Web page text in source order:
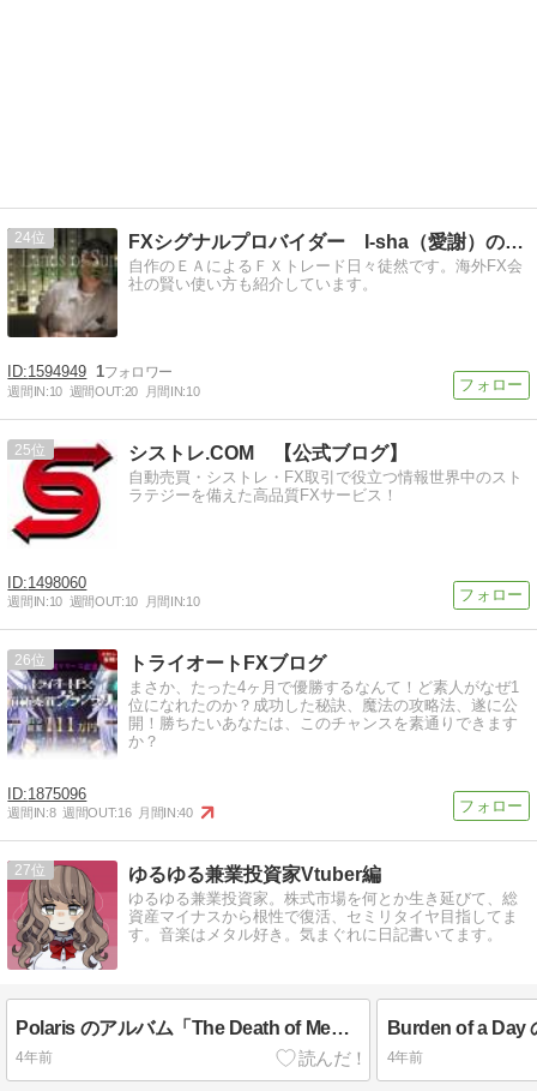
24 FXシグナルプロバイダー I-sha（愛謝）のブログ
自作のＥＡによるＦＸトレード日々徒然です。海外FX会
社の賢い使い方も紹介しています。
1594949 1
週間IN:10 週間OUT:20 月間IN:10
25 シストレ.COM 【公式ブログ】
自動売買・シストレ・FX取引で役立つ情報世界中のスト
ラテジーを備えた高品質FXサービス！
1498060
週間IN:10 週間OUT:10 月間IN:10
26 トライオートFXブログ
まさか、たった4ヶ月で優勝するなんて！ど素人がなぜ1
位になれたのか？成功した秘訣、魔法の攻略法、遂に公
開！勝ちたいあなたは、このチャンスを素通りできます
か？
1875096
週間IN:8 週間OUT:16 月間IN:40
27 ゆるゆる兼業投資家Vtuber編
ゆるゆる兼業投資家。株式市場を何とか生き延びて、総
資産マイナスから根性で復活、セミリタイヤ目指してま
す。音楽はメタル好き。気まぐれに日記書いてます。
Polaris のアルバム「The Death of Me」を最近よく聴いてます
4年前 4年前